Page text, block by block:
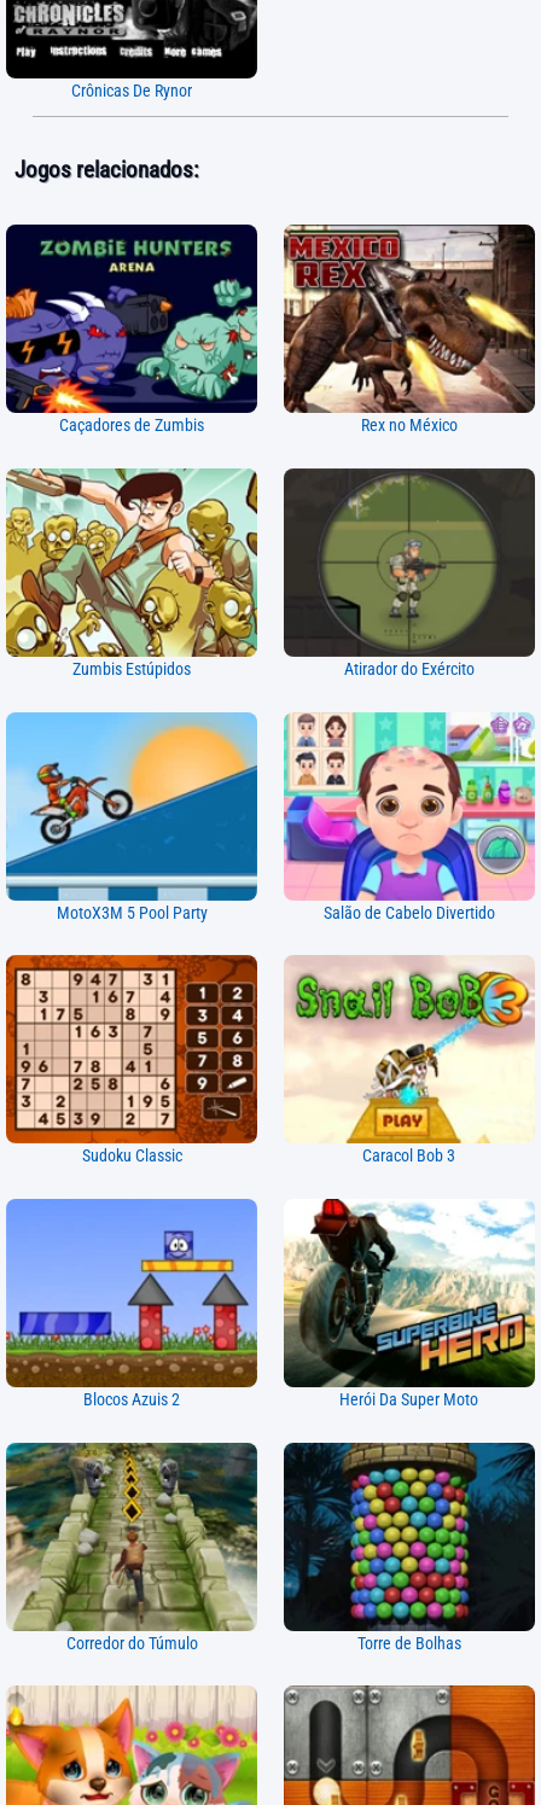
Crônicas De Rynor
Jogos relacionados:
Caçadores de Zumbis Rex no México
Zumbis Estúpidos Atirador do Exército
MotoX3M 5 Pool Party Salão de Cabelo Divertido
Sudoku Classic Caracol Bob 3
Blocos Azuis 2 Herói Da Super Moto
Corredor do Túmulo Torre de Bolhas